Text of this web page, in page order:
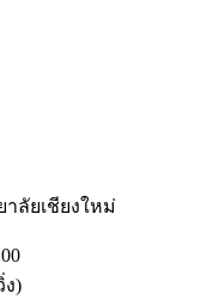
ลัยเชียงใหม่
ง)